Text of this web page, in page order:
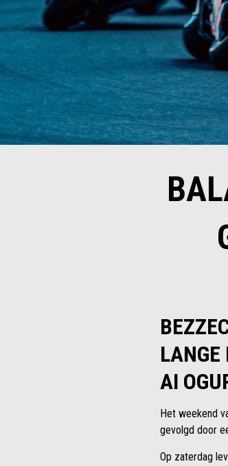
LANGE
AI
Het weekend
gevolgd door
Op zaterdag